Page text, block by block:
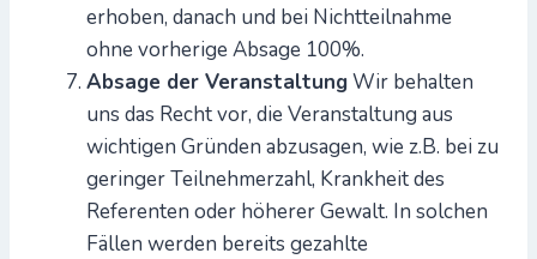
erhoben, danach und bei Nichtteilnahme
ohne vorherige Absage 100%.
Absage der VeranstaltungWir behalten
uns das Recht vor, die Veranstaltung aus
wichtigen Gründen abzusagen, wie z.B. bei zu
geringer Teilnehmerzahl, Krankheit des
Referenten oder höherer Gewalt. In solchen
Fällen werden bereits gezahlte